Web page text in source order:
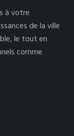
à votre
de la ville
le tout en
comme